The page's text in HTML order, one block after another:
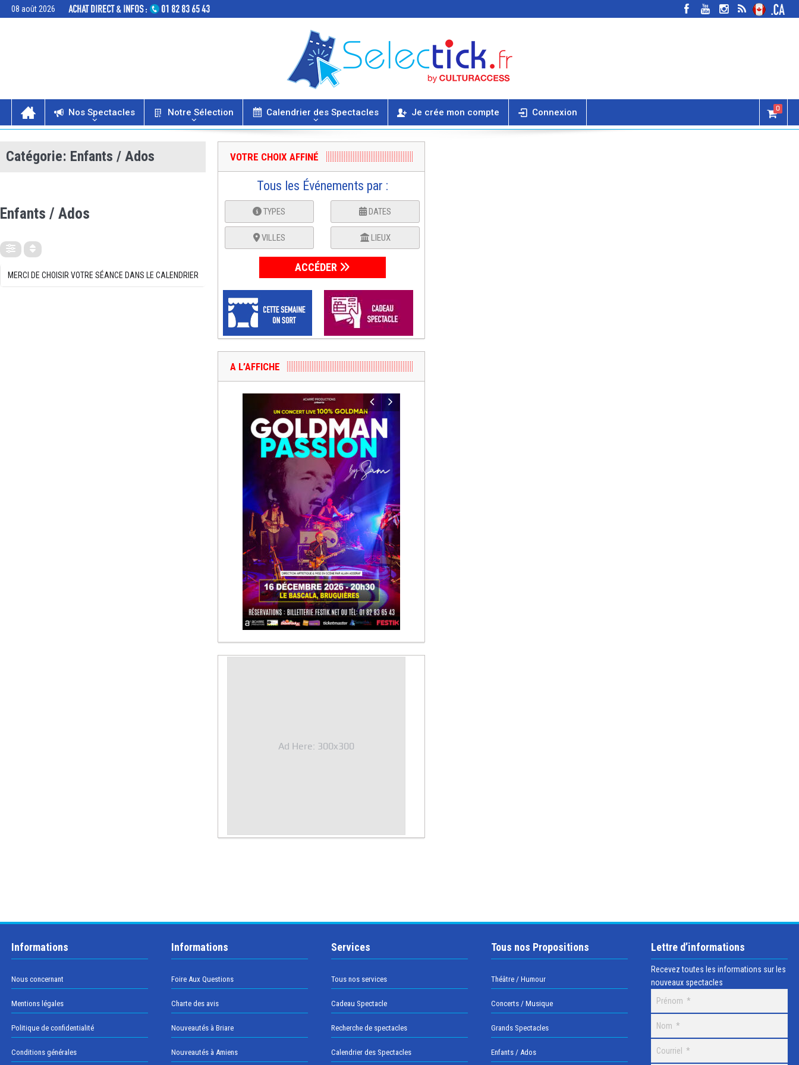
08 août 2026
Nos Spectacles Notre Sélection Calendrier des Spectacles Je crée mon compte Connexion 0
Catégorie: Enfants / Ados
Enfants / Ados
MERCI DE CHOISIR VOTRE SÉANCE DANS LE CALENDRIER
VOTRE CHOIX AFFINÉ
Tous les Événements par :
TYPES DATES
VILLES LIEUX
ACCÉDER
A L’AFFICHE
Ad Here: 300x300
Informations
Nous concernant
Mentions légales
Politique de confidentialité
Conditions générales
Informations
Foire Aux Questions
Charte des avis
Nouveautés à Briare
Nouveautés à Amiens
Services
Tous nos services
Cadeau Spectacle
Recherche de spectacles
Calendrier des Spectacles
Tous nos Propositions
Théâtre / Humour
Concerts / Musique
Grands Spectacles
Enfants / Ados
Lettre d’informations
Recevez toutes les informations sur les
nouveaux spectacles